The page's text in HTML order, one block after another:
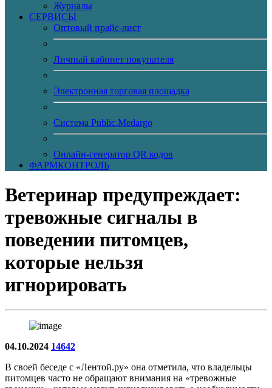
Журналы
CЕРВИСЫ
Оптовый прайс-лист
Личный кабинет покупателя
Электронная торговая площадка
Система Public.Medargo
Онлайн-генератор QR кодов
ФАРМКОНТРОЛЬ
Ветеринар предупреждает:
тревожные сигналы в
поведении питомцев,
которые нельзя
игнорировать
04.10.2024 14642
В своей беседе с «Лентой.ру» она отметила, что владельцы
питомцев часто не обращают внимания на «тревожные